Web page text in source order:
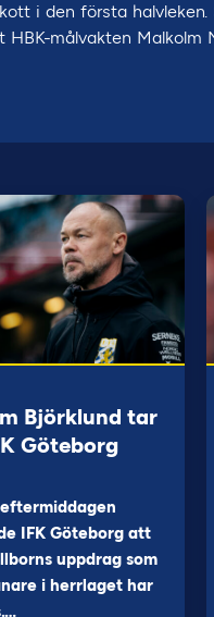
i den första
målvakten Malkolm
Björklund tar
Göteborg
IFK Göteborg att
uppdrag som
i herrlaget har